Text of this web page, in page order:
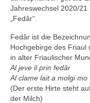
Jahreswechsel 2020/
„Fedâr“.
Fedâr ist die
Hochgebirge des Friaul
in alter Friaulischer
Al jeve il prin fedâr
Al clame lait a molgi mo
(Der erste Hirte steht
der Milch)